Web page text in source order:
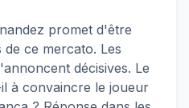
promet d'être
ce mercato. Les
décisives. Le
à convaincre le joueur